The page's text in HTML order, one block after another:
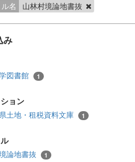
名 山林村境論地書抜
み
図書館 1
ョン
土地・租税資料文庫 1
論地書抜 1